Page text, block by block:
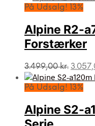
pris
På Udsalg! 13%
Alpine R2-
Forstærker
3.499,00kr. Den
pris
På Udsalg! 13%
Alpine S2-